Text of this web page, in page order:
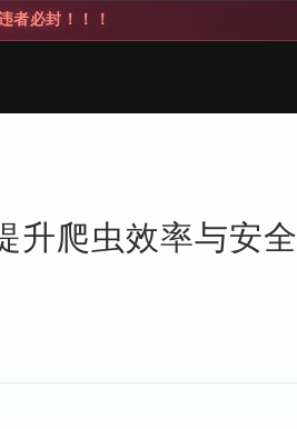
者必封！！！
升爬虫效率与安全